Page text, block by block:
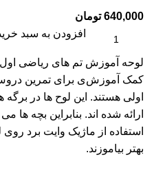
640,000 تومان
افزودن به سبد
لوحه آموزش تم های ریاضی اول
کمک آموزش‌ی برای تمرین
اولی هستند. این لوح ها در
ارائه شده اند. بنابراین بچه ها
استفاده از ماژیک وایت برد روی
بهتر بیاموزند.